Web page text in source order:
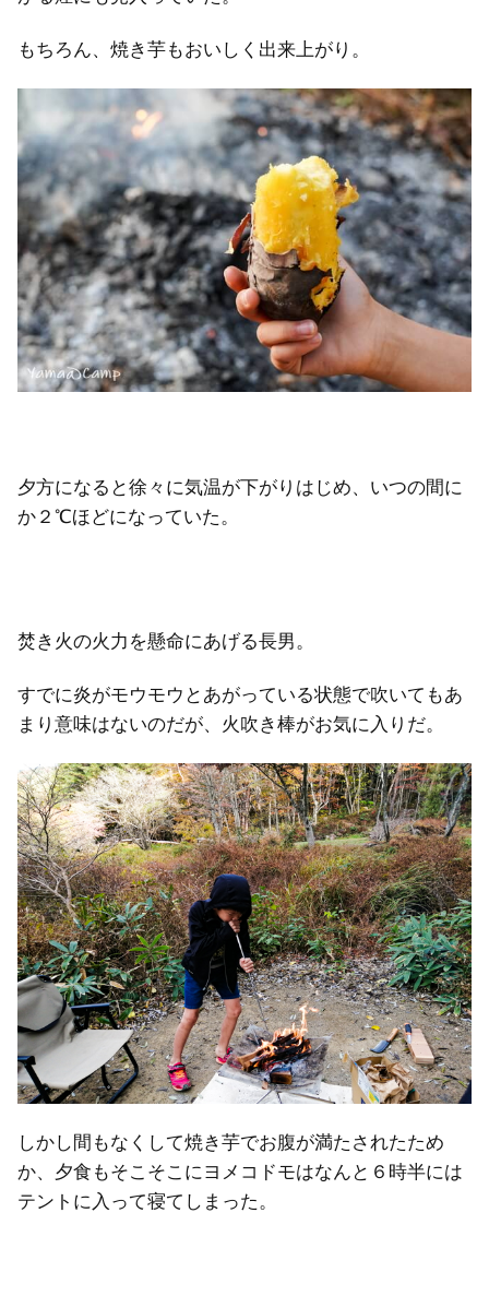
もちろん、焼き芋もおいしく出来上がり。
夕方になると徐々に気温が下がりはじめ、いつの間に
か２℃ほどになっていた。
焚き火の火力を懸命にあげる長男。
すでに炎がモウモウとあがっている状態で吹いてもあ
まり意味はないのだが、火吹き棒がお気に入りだ。
しかし間もなくして焼き芋でお腹が満たされたため
か、夕食もそこそこにヨメコドモはなんと６時半には
テントに入って寝てしまった。